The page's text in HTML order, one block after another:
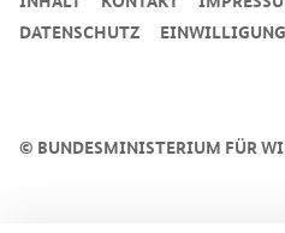
© BUNDESMINISTERIUM FÜR
DATENSCHUTZ